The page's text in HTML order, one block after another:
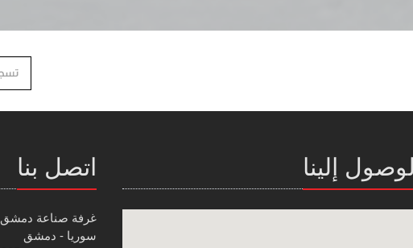
إلينا اتصل بنا
غرفة صناعة دمشق
سوريا - دمشق